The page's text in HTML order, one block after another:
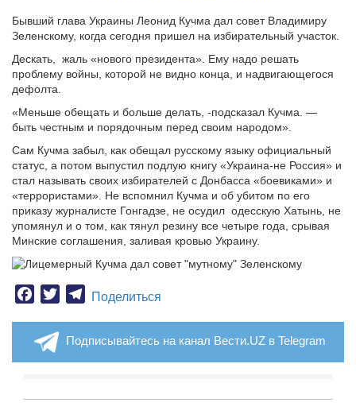
Бывший глава Украины Леонид Кучма дал совет Владимиру
Зеленскому, когда сегодня пришел на избирательный участок.
Дескать, жаль «нового президента». Ему надо решать
проблему войны, которой не видно конца, и надвигающегося
дефолта.
«Меньше обещать и больше делать, -подсказал Кучма. —
быть честным и порядочным перед своим народом».
Сам Кучма забыл, как обещал русскому языку официальный
статус, а потом выпустил подлую книгу «Украина-не Россия» и
стал называть своих избирателей с Донбасса «боевиками» и
«террористами». Не вспомнил Кучма и об убитом по его
приказу журналисте Гонгадзе, не осудил одесскую Хатынь, не
упомянул и о том, как тянул резину все четыре года, срывая
Минские соглашения, заливая кровью Украину.
Facebook
TwitterTelegram
Поделиться
Подписывайтесь на канал Вести.UZ в Telegram